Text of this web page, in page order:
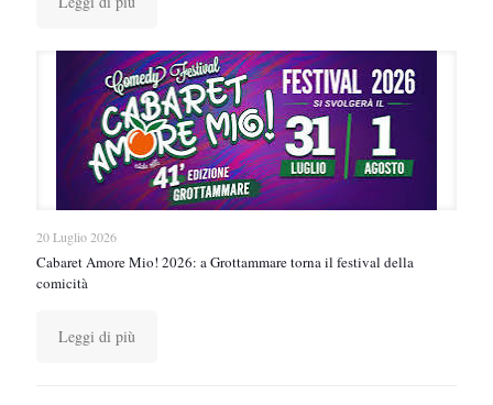
20 Luglio 2026
Cabaret Amore Mio! 2026: a Grottammare torna il festival della
comicità
Leggi di più